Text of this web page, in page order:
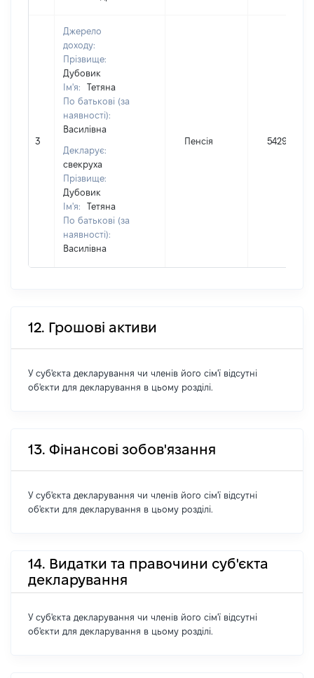
3
Джерело
доходу:
Прізвище:
Дубовик
Ім'я:
Тетяна
По батькові (за
наявності):
Василівна
Декларує:
свекруха
Прізвище:
Дубовик
Ім'я:
Тетяна
По батькові (за
наявності):
Василівна
Пенсія 54299
12. Грошові активи
У суб'єкта декларування чи членів його сім'ї відсутні
об'єкти для декларування в цьому розділі.
13. Фінансові зобов'язання
У суб'єкта декларування чи членів його сім'ї відсутні
об'єкти для декларування в цьому розділі.
14. Видатки та правочини суб'єкта
декларування
У суб'єкта декларування чи членів його сім'ї відсутні
об'єкти для декларування в цьому розділі.